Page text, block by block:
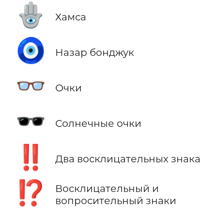
🪬 Хамса
🧿 Назар бонджук
👓 Очки
🕶️ Солнечные очки
‼️ Два восклицательных знака
⁉️
Восклицательный и
вопросительный знаки